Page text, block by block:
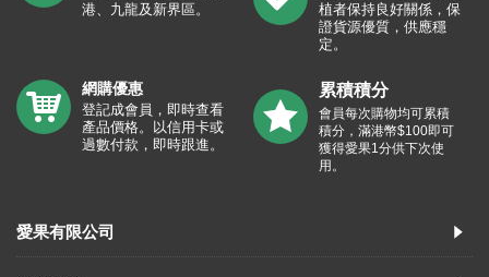
港、九龍及新界區。
植者保持良好關係，保
證貨源優質，供應穩
定。
網購優惠
登記成會員，即時查看
產品價格。以信用卡或
過數付款，即時跟進。
累積積分
會員每次購物均可累積
積分，滿港幣$100即可
獲得愛果1分供下次使
用。
愛果有限公司